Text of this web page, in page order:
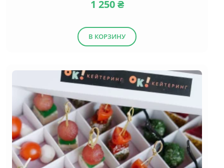
1 250₴
В КОРЗИНУ